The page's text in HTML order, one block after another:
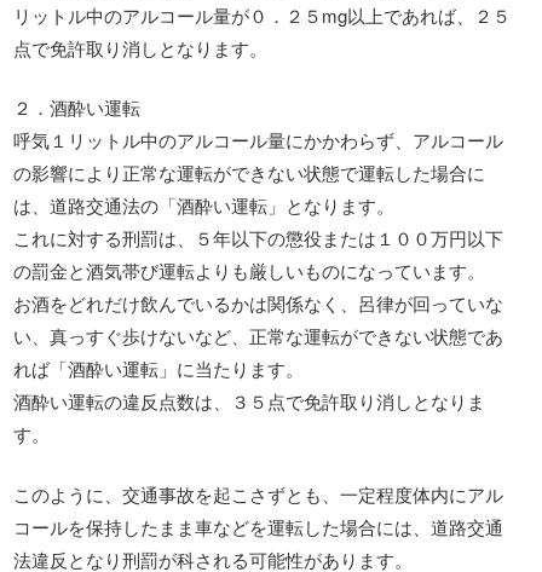
リットル中のアルコール量が０．２５mg以上であれば、２５
点で免許取り消しとなります。
２．酒酔い運転
呼気１リットル中のアルコール量にかかわらず、アルコール
の影響により正常な運転ができない状態で運転した場合に
は、道路交通法の「酒酔い運転」となります。
これに対する刑罰は、５年以下の懲役または１００万円以下
の罰金と酒気帯び運転よりも厳しいものになっています。
お酒をどれだけ飲んでいるかは関係なく、呂律が回っていな
い、真っすぐ歩けないなど、正常な運転ができない状態であ
れば「酒酔い運転」に当たります。
酒酔い運転の違反点数は、３５点で免許取り消しとなりま
す。
このように、交通事故を起こさずとも、一定程度体内にアル
コールを保持したまま車などを運転した場合には、道路交通
法違反となり刑罰が科される可能性があります。